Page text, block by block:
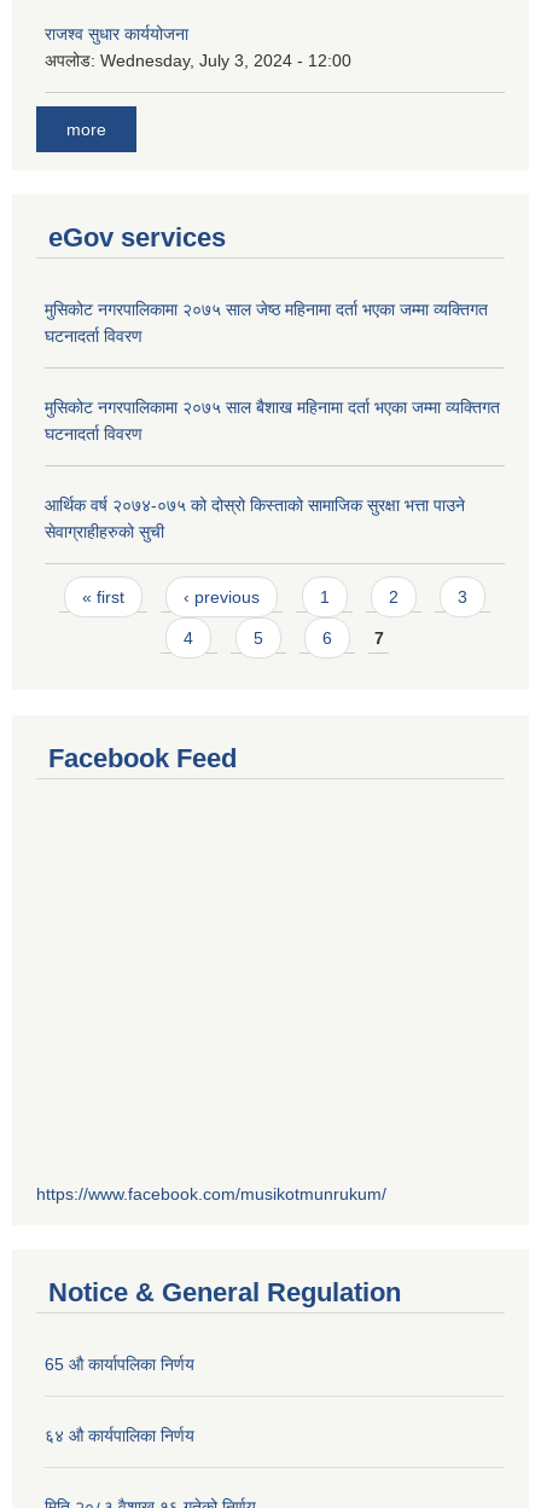
राजश्व सुधार कार्ययोजना
अपलोड: Wednesday, July 3, 2024 - 12:00
more
eGov services
मुसिकोट नगरपालिकामा २०७५ साल जेष्ठ महिनामा दर्ता भएका जम्मा व्यक्तिगत
घटनादर्ता विवरण
मुसिकोट नगरपालिकामा २०७५ साल बैशाख महिनामा दर्ता भएका जम्मा व्यक्तिगत
घटनादर्ता विवरण
आर्थिक वर्ष २०७४-०७५ को दोस्रो किस्ताको सामाजिक सुरक्षा भत्ता पाउने
सेवाग्राहीहरुको सुची
Pages
« first ‹ previous 1 2 3
4 5 6 7
Facebook Feed
https://www.facebook.com/musikotmunrukum/
Notice & General Regulation
65 औ कार्यापलिका निर्णय
६४ औ कार्यपालिका निर्णय